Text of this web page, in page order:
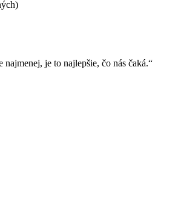
najmenej, je to najlepšie, čo nás čaká.